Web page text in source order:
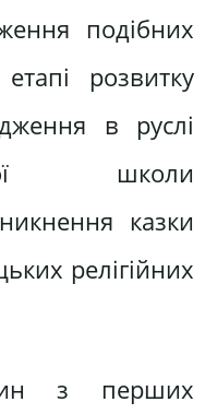
подібних
розвитку
в руслі
школи
казки
релігійних
з перших